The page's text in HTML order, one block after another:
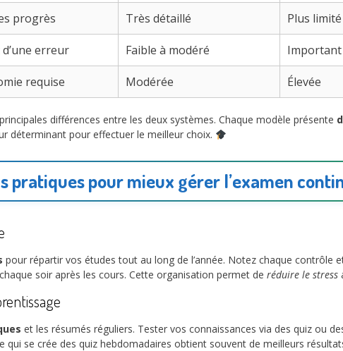
progrès Très détaillé Plus limité
erreur Faible à modéré Important
requise Modérée Élevée
différences entre les deux systèmes. Chaque modèle présente
déterminant pour effectuer le meilleur choix.
pratiques pour mieux gérer l’examen
pour répartir vos études tout au long de l’année. Notez chaque contrôle
soir après les cours. Cette organisation permet de réduire le stress
et les résumés réguliers. Tester vos connaissances via des quiz ou
qui se crée des quiz hebdomadaires obtient souvent de meilleurs